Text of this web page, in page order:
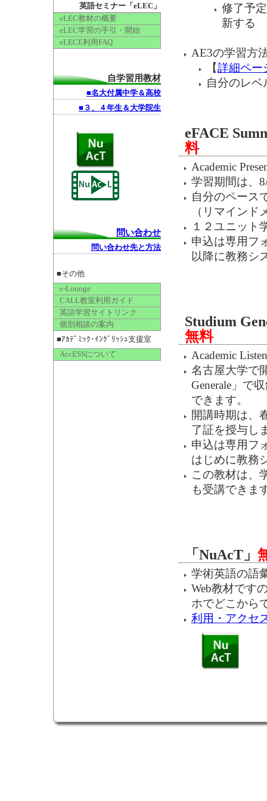
修了予
新する
AE3の学習
【詳細ペー
自分のレ
eFACE
料
Academic
学習期間は、
自分のペース
（リマインド
１２ユニット
申込は専用フ
以降に教務シ
Studium
無料
Academic
名古屋大学で
Generale」で
できます。
開講時期は、
了証を授与し
申込は専用フ
はじめに教務
この教材は、
も受講できま
「NuAcT」
学術英語の語
Web教材です
ホでどこから
利用・アクセ
英語セミナー「eLEC」
eLEC教材の概要
eLEC学習の手引・開始
eLECE利用FAQ
自学習用教材
■名大付属中学＆高校
■３、４年生＆大学院生
問い合わせ
問い合わせ先と方法
■その他
e-Lounge
CALL教室利用ガイド
英語学習サイトリンク
個別相談の案内
■ｱｶﾃﾞﾐｯｸ･ｲﾝｸﾞﾘｯｼｭ支援室
AccESSについて